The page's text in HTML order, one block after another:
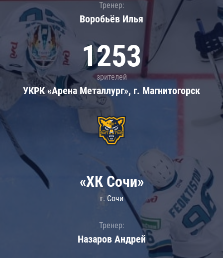
Тренер:
Воробьёв Илья
1253
зрителей
УКРК «Арена Металлург», г. Магнитогорск
«ХК Сочи»
г. Сочи
Тренер:
Назаров Андрей